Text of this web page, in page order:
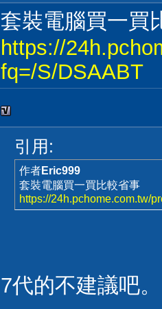
套裝電腦買一買
https://
fq=/S/DSAABT
引用:
作者Eric999
套裝電腦買一買比較省事
https://24h.pchome.com.tw/
7代的不建議吧。